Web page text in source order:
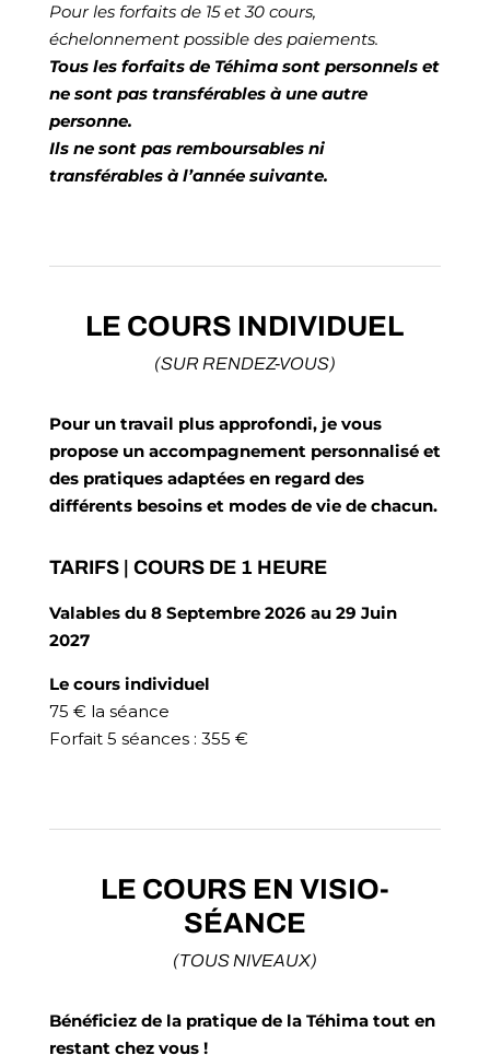
Pour les forfaits de 15 et 30 cours,
échelonnement possible des paiements.
Tous les forfaits de Téhima sont personnels et
ne sont pas transférables à une autre
personne.
Ils ne sont pas remboursables ni
transférables à l’année suivante.
LE COURS INDIVIDUEL
(SUR RENDEZ-VOUS)
Pour un travail plus approfondi, je vous
propose un accompagnement personnalisé et
des pratiques adaptées en regard des
différents besoins et modes de vie de chacun.
TARIFS | COURS DE 1 HEURE
Valables du 8 Septembre 2026 au 29 Juin
2027
Le cours individuel
75 € la séance
Forfait 5 séances : 355 €
LE COURS EN VISIO-
SÉANCE
(TOUS NIVEAUX)
Bénéficiez de la pratique de la Téhima tout en
restant chez vous !